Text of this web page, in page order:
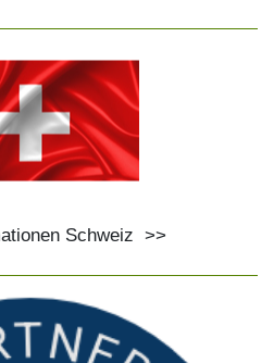
Schweiz >>